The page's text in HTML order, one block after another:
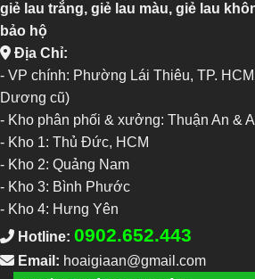
giẻ lau trắng, giẻ lau màu, giẻ lau
bảo hộ
Địa Chỉ:
- VP chính: Phường Lái Thiêu, TP.
Dương cũ)
- Kho phân phối & xưởng: Thuận An &
- Kho 1: Thủ Đức, HCM
- Kho 2: Quảng Nam
- Kho 3: Bình Phước
- Kho 4: Hưng Yên
Hotline: 0902.652.443
Email: hoaigiaan@gmail.com